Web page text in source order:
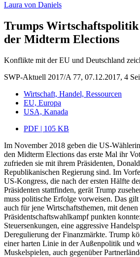
Laura von Daniels
Trumps Wirtschaftspolitik
der Midterm Elections
Konflikte mit der EU und Deutschland
SWP-Aktuell 2017/A 77, 07.12.2017, 4
Wirtschaft, Handel, Ressourcen
EU, Europa
USA, Kanada
PDF | 105 KB
Im November 2018 geben die US-
den Midterm Elections das erste Mal ihr
zufrieden sie mit ihrem Präsidenten,
Republikanischen Regierung sind. Im
US-Kongress, die nach der ersten Hälfte
Präsidenten stattfinden, gerät Trump
muss politische Erfolge vorweisen. Das
auch für jene Wirtschaftsthemen, mit denen
Präsidentschaftswahlkampf punkten
Steuersenkungen, eine aggressive
Deregulierung der Finanzmärkte. Trump
einer harten Linie in der Außenpolitik und
Muskelspielen, auch gegenüber